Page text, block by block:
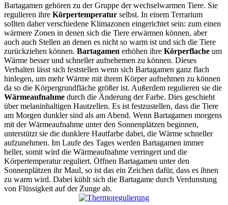
Bartagamen gehören zu der Gruppe der wechselwarmen Tiere. Sie
regulieren ihre Körpertemperatur selbst. In einem Terrarium
sollten daher verschiedene Klimazonen eingerichtet sein: zum einen
wärmere Zonen in denen sich die Tiere erwärmen können, aber
auch auch Stellen an denen es nicht so warm ist und sich die Tiere
zurückziehen können. Bartagamen erhöhen ihre Körperflache um
Wärme besser und schneller aufnehemen zu können. Dieses
Verhalten lässt sich feststellen wenn sich Bartagamen ganz flach
hinlegen, um mehr Wärme mit ihrem Körper aufnehmen zu können
da so die Körpergrundfläche größer ist. Außerdem regulieren sie die
Wärmeaufnahme durch die Änderung der Farbe. Dies geschieht
über melaninhaltigen Hautzellen. Es ist festzustellen, dass die Tiere
am Morgen dunkler sind als am Abend. Wenn Bartagamen morgens
mit der Wärmeaufnahme unter den Sonnenplätzen beginnen,
unterstützt sie die dunklere Hautfarbe dabei, die Wärme schneller
aufzunehmen. Im Laufe des Tages werden Bartagamen immer
heller, somit wird die Wärmeaufnahme verringert und die
Körpertemperatur reguliert. Öffnen Bartagamen unter den
Sonnenplätzen ihr Maul, so ist das ein Zeichen dafür, dass es ihnen
zu warm wird. Dabei kühlt sich die Bartagame durch Verdunstung
von Flüssigkeit auf der Zunge ab.